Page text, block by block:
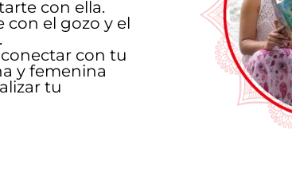
con ella.
con el gozo y el
con tu
y femenina
tu